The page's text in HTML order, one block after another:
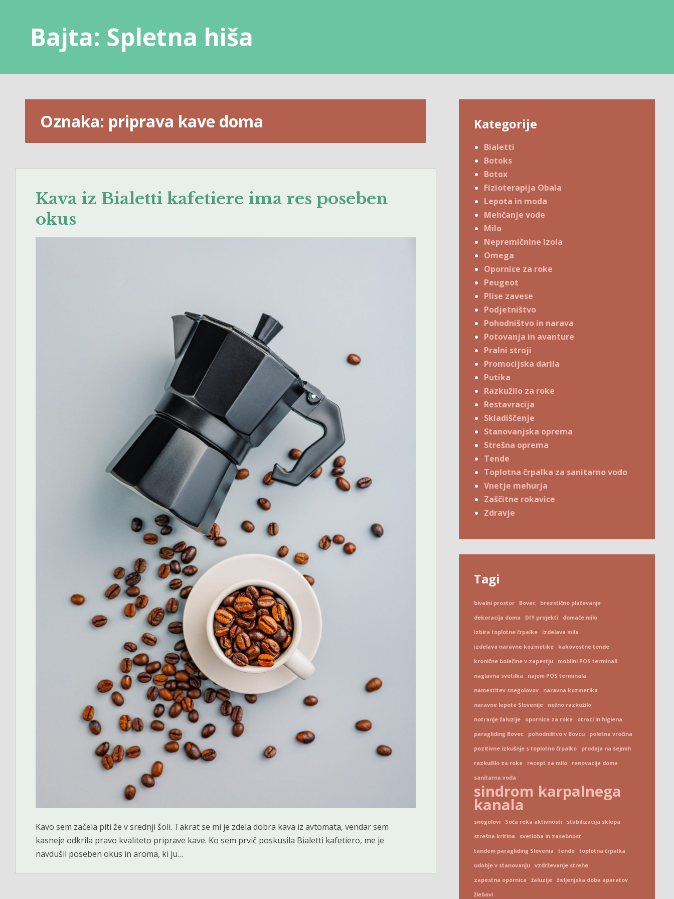
Bajta: Spletna hiša
Oznaka: priprava kave doma
Kava iz Bialetti kafetiere ima res poseben
okus
Kavo sem začela piti že v srednji šoli. Takrat se mi je zdela dobra kava iz avtomata, vendar sem
kasneje odkrila pravo kvaliteto priprave kave. Ko sem prvič poskusila Bialetti kafetiero, me je
navdušil poseben okus in aroma, ki ju…
Kategorije
Bialetti
Botoks
Botox
Fizioterapija Obala
Lepota in moda
Mehčanje vode
Milo
Nepremičnine Izola
Omega
Opornice za roke
Peugeot
Plise zavese
Podjetništvo
Pohodništvo in narava
Potovanja in avanture
Pralni stroji
Promocijska darila
Putika
Razkužilo za roke
Restavracija
Skladiščenje
Stanovanjska oprema
Strešna oprema
Tende
Toplotna črpalka za sanitarno vodo
Vnetje mehurja
Zaščitne rokavice
Zdravje
Tagi
bivalni prostor Bovec brezstično plačevanje
dekoracija doma DIY projekti domače milo
izbira toplotne črpalke izdelava mila
izdelava naravne kozmetike kakovostne tende
kronične bolečine v zapestju mobilni POS terminali
naglavna svetilka najem POS terminala
namestitev snegolovov naravna kozmetika
naravne lepote Slovenije nežno razkužilo
notranje žaluzije opornice za roke otroci in higiena
paragliding Bovec pohodništvo v Bovcu poletna vročina
pozitivne izkušnje s toplotno črpalko prodaja na sejmih
razkužilo za roke recept za milo renovacija doma
sanitarna voda
sindrom karpalnega
kanala
snegolovi Soča reka aktivnosti stabilizacija sklepa
strešna kritina svetloba in zasebnost
tandem paragliding Slovenia tende toplotna črpalka
udobje v stanovanju vzdrževanje strehe
zapestna opornica žaluzije življenjska doba aparatov
žlebovi